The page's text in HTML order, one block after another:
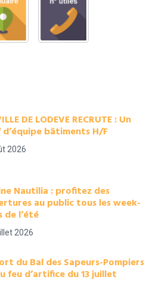
DE LODEVE RECRUTE : Un
d’équipe bâtiments H/F
2026
Nautilia : profitez des
au public tous les week-
de l’été
2026
du Bal des Sapeurs-Pompiers
feu d’artifice du 13 juillet